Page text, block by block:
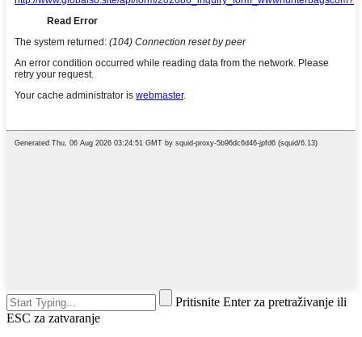
Pritisnite Enter za pretraživanje ili
ESC za zatvaranje